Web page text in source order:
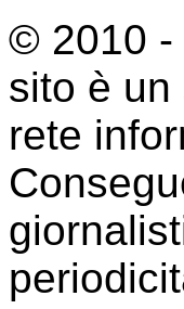
© 2010 -
sito è
rete